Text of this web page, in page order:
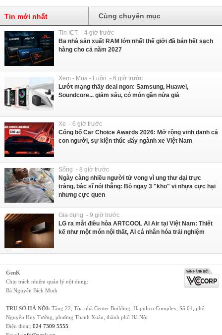
Tin mới nhất Cùng chuyên mục
Tin ICT - 4 giờ trước
Ba nhà sản xuất RAM lớn nhất thế giới đã bán hết sạch
hàng cho cả năm 2027
Xem - Mua - Luôn - 6 giờ trước
Lướt mạng thấy deal ngon: Samsung, Huawei,
Soundcore... giảm sâu, có món gần nửa giá
Xe - 6 giờ trước
Công bố Car Choice Awards 2026: Mở rộng vinh danh cả
con người, sự kiện thúc đẩy ngành xe Việt Nam
Sống - 8 giờ trước
Ngày càng nhiều người tử vong vì ung thư đại trực
tràng, bác sĩ nói thẳng: Bỏ ngay 3 "kho" vi nhựa cực hại
nhưng cực quen
Gia dụng - 9 giờ trước
LG ra mắt điều hòa ARTCOOL AI Air tại Việt Nam: Thiết
kế như một món nội thất, AI cá nhân hóa trải nghiệm
GenK
Chịu trách nhiệm quản lý nội dung:
Bà Nguyễn Bích Minh
TRỤ SỞ HÀ NỘI: Tầng 22, Tòa nhà Center Building, Hapulico Complex, Số 01, phố
Nguyễn Huy Tưởng, phường Thanh Xuân, thành phố Hà Nội
Điện thoại: 024 7309 5555